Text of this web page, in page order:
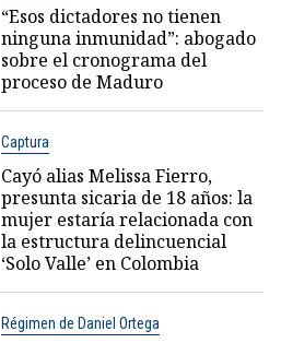
“Esos dictadores no tienen
ninguna inmunidad”: abogado
sobre el cronograma del
proceso de Maduro
Captura
Cayó alias Melissa Fierro,
presunta sicaria de 18 años: la
mujer estaría relacionada con
la estructura delincuencial
‘Solo Valle’ en Colombia
Régimen de Daniel Ortega